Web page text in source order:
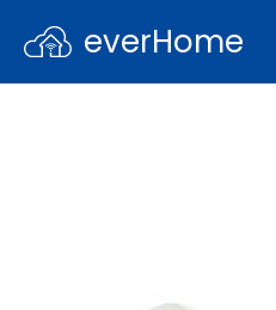
everHome